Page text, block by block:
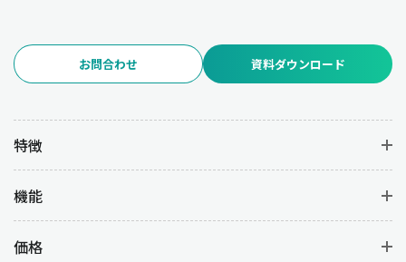
お問合わせ 資料ダウンロード
特徴
機能
価格